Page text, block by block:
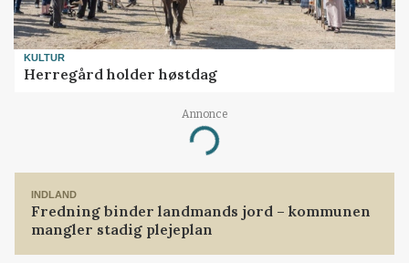
KULTUR
Herregård holder høstdag
Annonce
Loading...
INDLAND
Fredning binder landmands jord – kommunen
mangler stadig plejeplan